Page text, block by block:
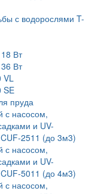
с водорослями T-
Вт
Вт
VL
SE
пруда
с насосом,
и UV-
2511 (до 3м3)
с насосом,
и UV-
5011 (до 4м3)
с насосом,